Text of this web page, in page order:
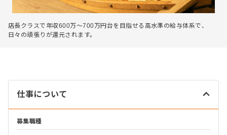
店長クラスで年収600万〜700万円台を目指せる高水準の給与体系で、
日々の頑張りが還元されます。
仕事について
募集職種